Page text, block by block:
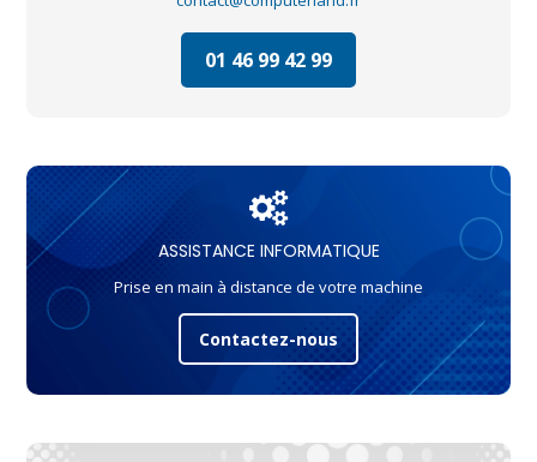
01 46 99 42 99
ASSISTANCE INFORMATIQUE
Prise en main à distance de votre machine
Contactez-nous